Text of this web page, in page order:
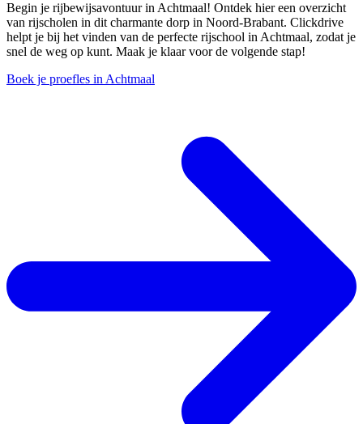
Begin je rijbewijsavontuur in Achtmaal! Ontdek hier een overzicht
van rijscholen in dit charmante dorp in Noord-Brabant. Clickdrive
helpt je bij het vinden van de perfecte rijschool in Achtmaal, zodat je
snel de weg op kunt. Maak je klaar voor de volgende stap!
Boek je proefles in Achtmaal